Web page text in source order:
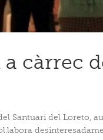
càrrec
Santuari del